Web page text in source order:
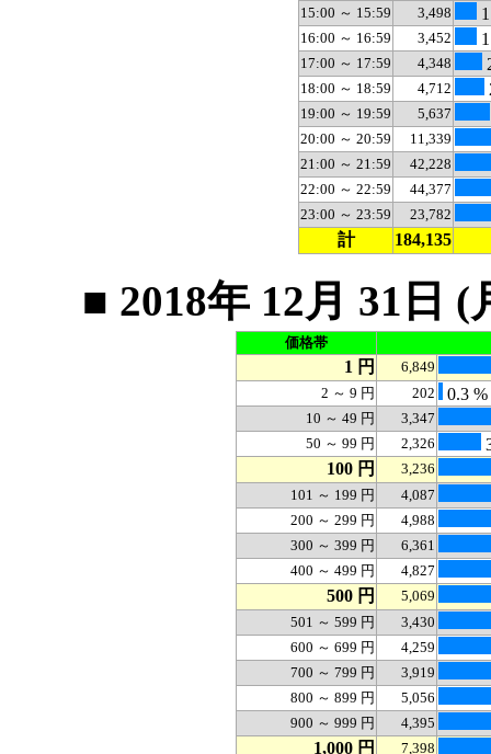
15:00 ～ 15:59 3,498
16:00 ～ 16:59 3,452
17:00 ～ 17:59 4,348
18:00 ～ 18:59 4,712
19:00 ～ 19:59 5,637
20:00 ～ 20:59
11,339
21:00 ～ 21:59
42,228
22:00 ～ 22:59
44,377
23:00 ～ 23:59
23,782
計 184,135
■ 2018年 12月 31日
価格帯
1 円
6,849
2 ～ 9 円
202 0.3 %
10 ～ 49 円
3,347
50 ～ 99 円
2,326
100 円
3,236
101 ～ 199 円
4,087
200 ～ 299 円
4,988
300 ～ 399 円
6,361
400 ～ 499 円
4,827
500 円
5,069
501 ～ 599 円
3,430
600 ～ 699 円
4,259
700 ～ 799 円
3,919
800 ～ 899 円
5,056
900 ～ 999 円
4,395
1,000 円
7,398